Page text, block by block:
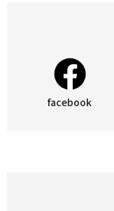
facebook